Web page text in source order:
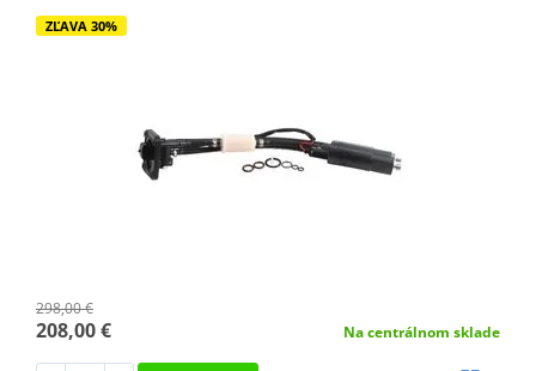
ZĽAVA 30%
298,00 €
208,00 € Na centrálnom sklade